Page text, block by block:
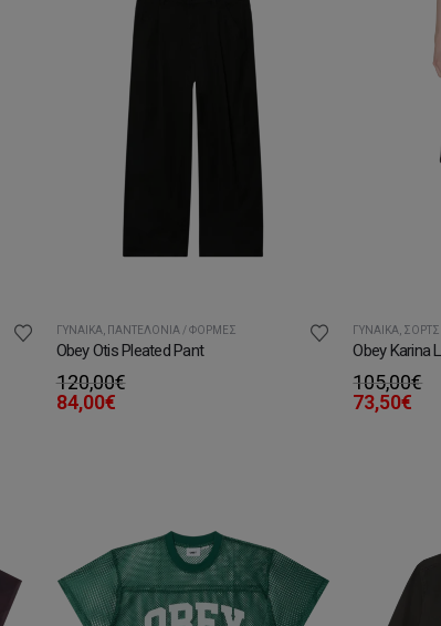
ΓΥΝΑΊΚΑ ΠΑΝΤΕΛΌΝΙΑ / ΦΌΡΜΕΣ
Obey Otis Pleated Pant
120,00€
84,00€
ΓΥΝΑΊΚΑ
Obey Karina
105,00€
73,50€